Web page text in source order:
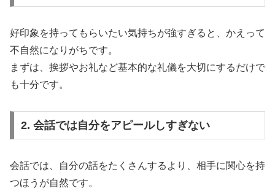
好印象を持ってもらいたい気持ちが強すぎると、かえって
不自然になりがちです。
まずは、挨拶やお礼など基本的な礼儀を大切にするだけで
も十分です。
2. 会話では自分をアピールしすぎない
会話では、自分の話をたくさんするより、相手に関心を持
つほうが自然です。